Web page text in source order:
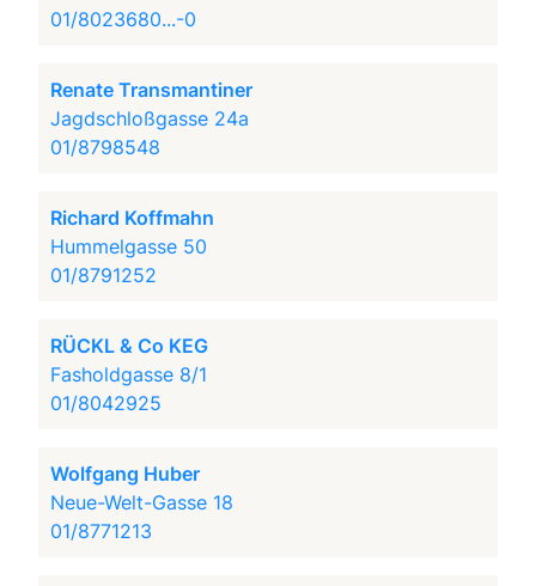
01/8023680...-0
Renate Transmantiner
Jagdschloßgasse 24a
01/8798548
Richard Koffmahn
Hummelgasse 50
01/8791252
RÜCKL & Co KEG
Fasholdgasse 8/1
01/8042925
Wolfgang Huber
Neue-Welt-Gasse 18
01/8771213